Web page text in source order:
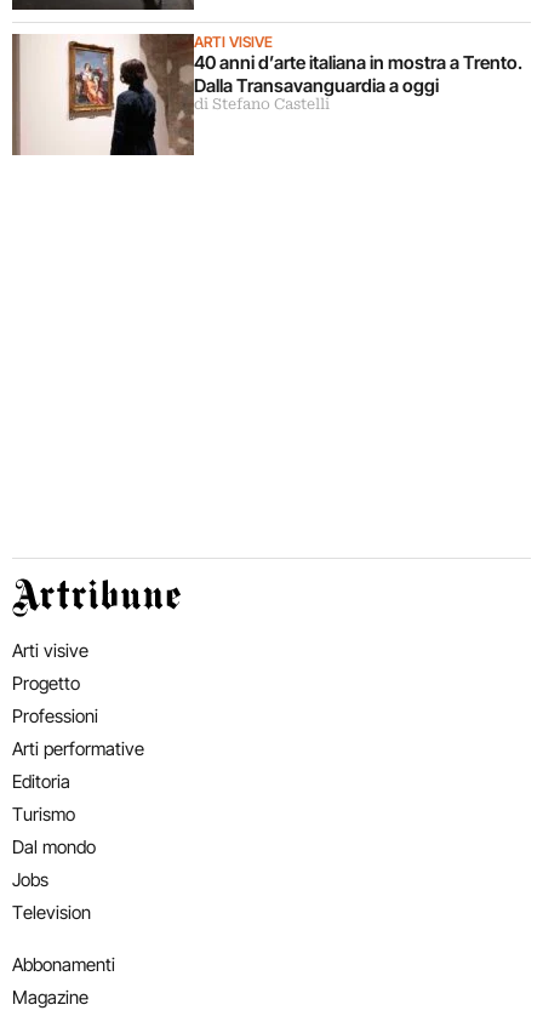
ARTI VISIVE
40 anni d’arte italiana in mostra a Trento.
Dalla Transavanguardia a oggi
di Stefano Castelli
Artribune
Arti visive
Progetto
Professioni
Arti performative
Editoria
Turismo
Dal mondo
Jobs
Television
Abbonamenti
Magazine